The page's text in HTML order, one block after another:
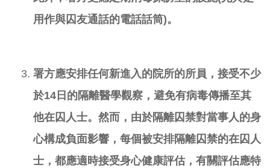
用作與囚友通話的電話話筒)。
署方應安排任何新進入的院所的所員，接受不少
於14 日的隔離醫學觀察，避免有病毒傳播至其
他在囚人士。然而，由於隔離囚禁對當事人的身
心構成負面影響，每個被安排隔離囚禁的在囚人
士，都應適時接受身心健康評估，有關評估應特